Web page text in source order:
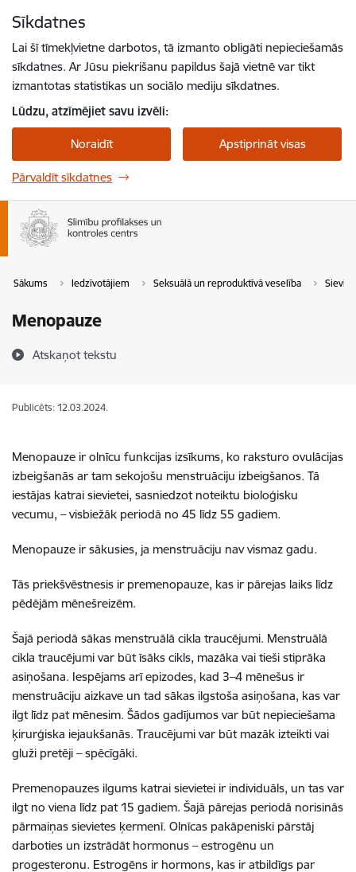
Sīkdatnes
Lai šī tīmekļvietne darbotos, tā izmanto obligāti nepieciešamās
sīkdatnes. Ar Jūsu piekrišanu papildus šajā vietnē var tikt
izmantotas statistikas un sociālo mediju sīkdatnes.
Lūdzu, atzīmējiet savu izvēli:
Noraidīt Apstiprināt visas
Pārvaldīt sīkdatnes
Sākums Iedzīvotājiem Seksuālā un reproduktīvā veselība
Menopauze
Atskaņot tekstu
Publicēts: 12.03.2024.
Menopauze ir olnīcu funkcijas izsīkums, ko raksturo ovulācijas
izbeigšanās ar tam sekojošu menstruāciju izbeigšanos. Tā
iestājas katrai sievietei, sasniedzot noteiktu bioloģisku
vecumu, – visbiežāk periodā no 45 līdz 55 gadiem.
Menopauze ir sākusies, ja menstruāciju nav vismaz gadu.
Tās priekšvēstnesis ir premenopauze, kas ir pārejas laiks līdz
pēdējām mēnešreizēm.
Šajā periodā sākas menstruālā cikla traucējumi. Menstruālā
cikla traucējumi var būt īsāks cikls, mazāka vai tieši stiprāka
asiņošana. Iespējams arī epizodes, kad 3–4 mēnešus ir
menstruāciju aizkave un tad sākas ilgstoša asiņošana, kas var
ilgt līdz pat mēnesim. Šādos gadījumos var būt nepieciešama
ķirurģiska iejaukšanās. Traucējumi var būt mazāk izteikti vai
gluži pretēji – spēcīgāki.
Premenopauzes ilgums katrai sievietei ir individuāls, un tas var
ilgt no viena līdz pat 15 gadiem. Šajā pārejas periodā norisinās
pārmaiņas sievietes ķermenī. Olnīcas pakāpeniski pārstāj
darboties un izstrādāt hormonus – estrogēnu un
progesteronu. Estrogēns ir hormons, kas ir atbildīgs par